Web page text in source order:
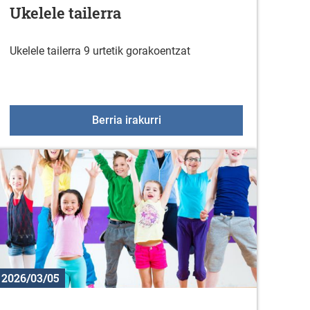
Ukelele tailerra
Ukelele tailerra 9 urtetik gorakoentzat
Berria irakurriUkelele tailerra
2026/03/05